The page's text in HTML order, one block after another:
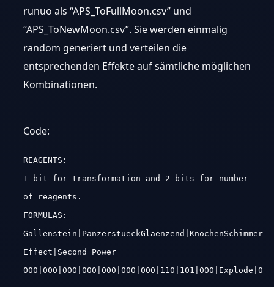
runuo als “APS_ToFullMoon.csv” und
“APS_ToNewMoon.csv”. Sie werden einmalig
random generiert und verteilen die
entsprechenden Effekte auf sämtliche möglichen
Kombinationen.
Code:
REAGENTS:
1 bit for transformation and 2 bits for number
of reagents.
FORMULAS:
Effect|Second Power